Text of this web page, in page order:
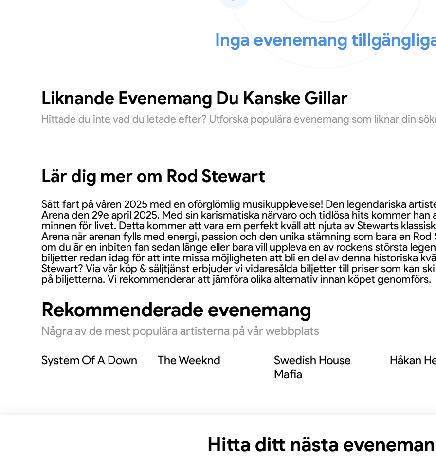
Inga evenemang
Liknande Evenemang Du Kanske Gillar
Hittade du inte vad du letade efter? Utforska populära evenemang som liknar din
Lär dig mer om Rod Stewart
Sätt fart på våren 2025 med en oförglömlig musikupplevelse! Den legendariska
Arena den 29e april 2025. Med sin karismatiska närvaro och tidlösa hits kommer
minnen för livet. Detta kommer att vara em perfekt kväll att njuta av Stewarts
Arena när arenan fylls med energi, passion och den unika stämning som bara en
om du är en inbiten fan sedan länge eller bara vill uppleva en av rockens största
biljetter redan idag för att inte missa möjligheten att bli en del av denna historiska
Stewart? Via vår köp & säljtjänst erbjuder vi vidaresålda biljetter till priser som kan
på biljetterna. Vi rekommenderar att jämföra olika alternativ innan köpet genomförs.
Rekommenderade evenemang
Några av de mest populära artisterna på vår webbplats
System Of A Down The Weeknd
Swedish House
Mafia
Håkan
Hitta ditt nästa